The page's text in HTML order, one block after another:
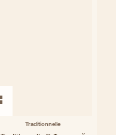
Traditionnelle